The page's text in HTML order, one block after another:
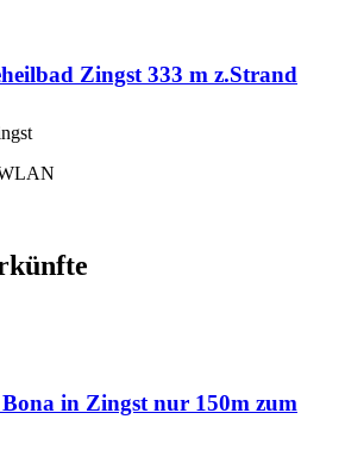
Zingst 333 m z.Strand
in Zingst nur 150m zum